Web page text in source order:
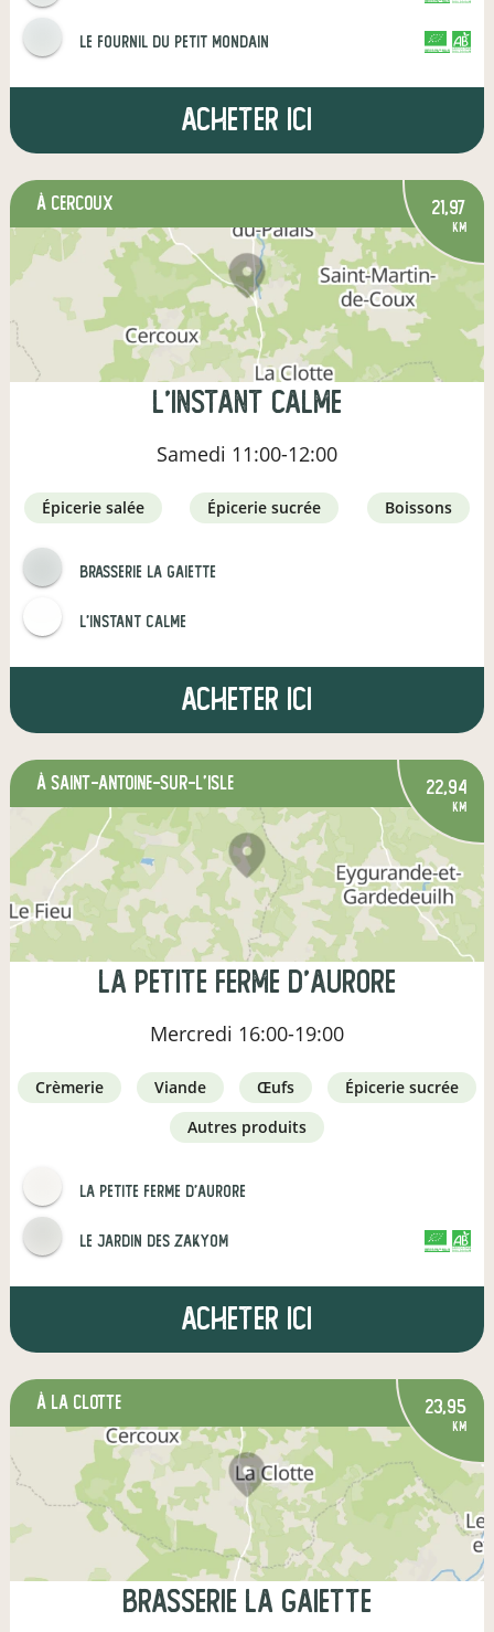
CERTIFIÉ PAR FR-BIO-01
AGRICULTURE FRANCE
le fournil du petit mondain CERTIFIÉ PAR FR-BIO-01
AGRICULTURE FRANCE
Acheter ici
à Cercoux 21,97
km
L'INSTANT CALME
Samedi 11:00-12:00
épicerie salée épicerie sucrée boissons
Brasserie la gaiette
L'Instant Calme
Acheter ici
à Saint-Antoine-sur-l'Isle 22,94
km
la petite ferme d'aurore
Mercredi 16:00-19:00
crèmerie viande œufs
épicerie sucrée
autres produits
la petite ferme d'aurore
Le Jardin des ZakYom
Acheter ici
à La Clotte 23,95
km
Brasserie la gaiette